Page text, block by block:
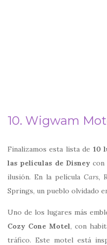
10. Wigwam
Finalizamos esta lista de 10
las películas de Disneycon
ilusión. En la película Cars,
Springs, un pueblo olvidado
Uno de los lugares más
Cozy Cone Motel, con
tráfico. Este motel está